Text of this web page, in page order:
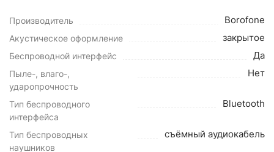
Производитель Borofone
Акустическое оформление закрытое
Беспроводной интерфейс Да
Пыле-, влаго-,
ударопрочность
Нет
Тип беспроводного
интерфейса
Bluetooth
Тип беспроводных
наушников
съёмный аудиокабель